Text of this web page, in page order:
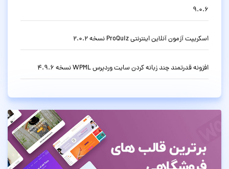
9.0.6
اسکریپت آزمون آنلاین اینترنتی ProQuiz نسخه 2.0.2
افزونه قدرتمند چند زبانه کردن سایت وردپرس WPML نسخه 4.9.6